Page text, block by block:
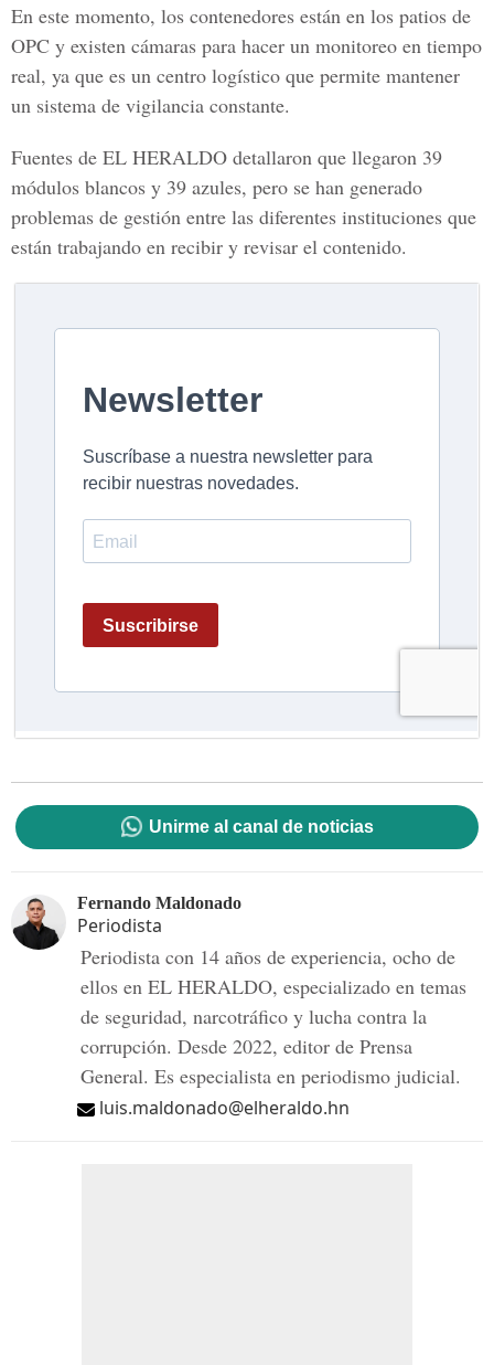
En este momento, los contenedores están en los patios de
OPC y existen cámaras para hacer un monitoreo en tiempo
real, ya que es un centro logístico que permite mantener
un sistema de vigilancia constante.
Fuentes de EL HERALDO detallaron que llegaron 39
módulos blancos y 39 azules, pero se han generado
problemas de gestión entre las diferentes instituciones que
están trabajando en recibir y revisar el contenido.
Unirme al canal de noticias
Fernando Maldonado
Periodista
Periodista con 14 años de experiencia, ocho de
ellos en EL HERALDO, especializado en temas
de seguridad, narcotráfico y lucha contra la
corrupción. Desde 2022, editor de Prensa
General. Es especialista en periodismo judicial.
luis.maldonado@elheraldo.hn